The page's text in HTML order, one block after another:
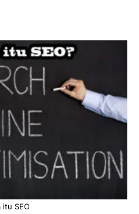
itu SEO